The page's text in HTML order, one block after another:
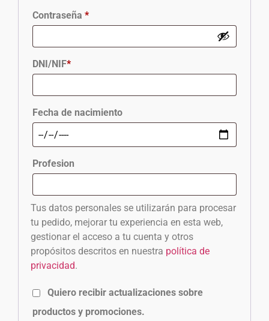
Contraseña *
DNI/NIF*
Fecha de nacimiento
Profesion
Tus datos personales se utilizarán para procesar
tu pedido, mejorar tu experiencia en esta web,
gestionar el acceso a tu cuenta y otros
propósitos descritos en nuestra política de
privacidad.
Quiero recibir actualizaciones sobre
productos y promociones.